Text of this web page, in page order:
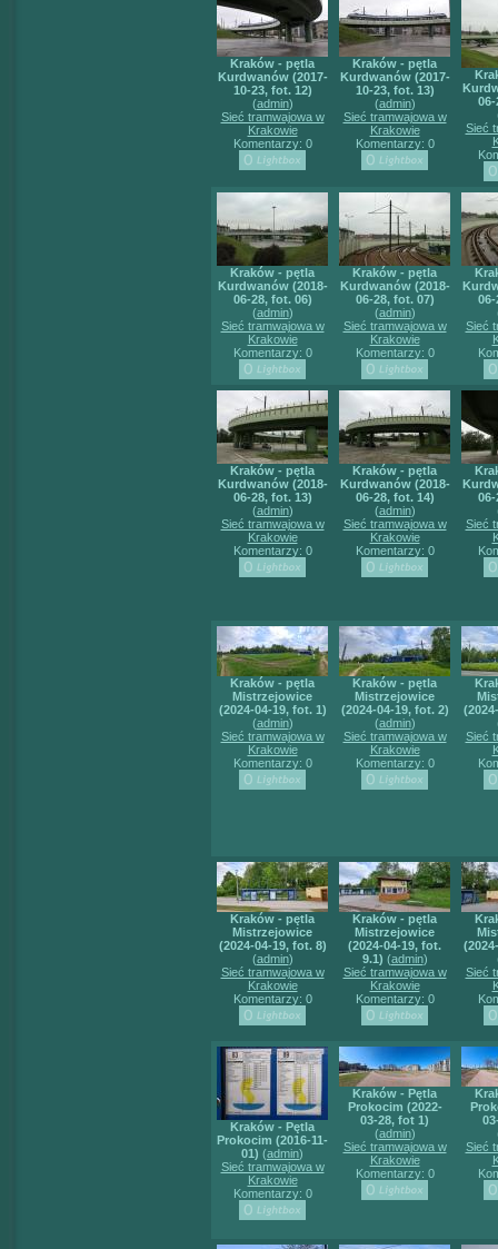
Kraków - pętla
Kurdwanów (2017-
10-23, fot. 12)
(admin)
Sieć tramwajowa w
Krakowie
Komentarzy: 0
Kraków - pętla
Kurdwanów (2017-
10-23, fot. 13)
(admin)
Sieć tramwajowa w
Krakowie
Komentarzy: 0
Sieć
Kraków - pętla
Kurdwanów (2018-
06-28, fot. 06)
(admin)
Sieć tramwajowa w
Krakowie
Komentarzy: 0
Kraków - pętla
Kurdwanów (2018-
06-28, fot. 07)
(admin)
Sieć tramwajowa w
Krakowie
Komentarzy: 0
Sieć
Kraków - pętla
Kurdwanów (2018-
06-28, fot. 13)
(admin)
Sieć tramwajowa w
Krakowie
Komentarzy: 0
Kraków - pętla
Kurdwanów (2018-
06-28, fot. 14)
(admin)
Sieć tramwajowa w
Krakowie
Komentarzy: 0
Sieć
Kraków - pętla
Mistrzejowice
(2024-04-19, fot. 1)
(admin)
Sieć tramwajowa w
Krakowie
Komentarzy: 0
Kraków - pętla
Mistrzejowice
(2024-04-19, fot. 2)
(admin)
Sieć tramwajowa w
Krakowie
Komentarzy: 0
Sieć
Kraków - pętla
Mistrzejowice
(2024-04-19, fot. 8)
(admin)
Sieć tramwajowa w
Krakowie
Komentarzy: 0
Kraków - pętla
Mistrzejowice
(2024-04-19, fot.
9.1) (admin)
Sieć tramwajowa w
Krakowie
Komentarzy: 0
Sieć
Kraków - Pętla
Prokocim (2016-11-
01) (admin)
Sieć tramwajowa w
Krakowie
Komentarzy: 0
Kraków - Pętla
Prokocim (2022-
03-28, fot 1)
(admin)
Sieć tramwajowa w
Krakowie
Komentarzy: 0
Sieć